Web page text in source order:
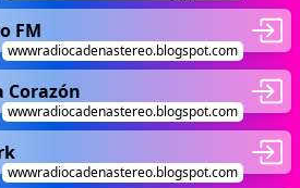
FM
wwwradiocadenastereo.blogspot.com
Corazón
wwwradiocadenastereo.blogspot.com
wwwradiocadenastereo.blogspot.com